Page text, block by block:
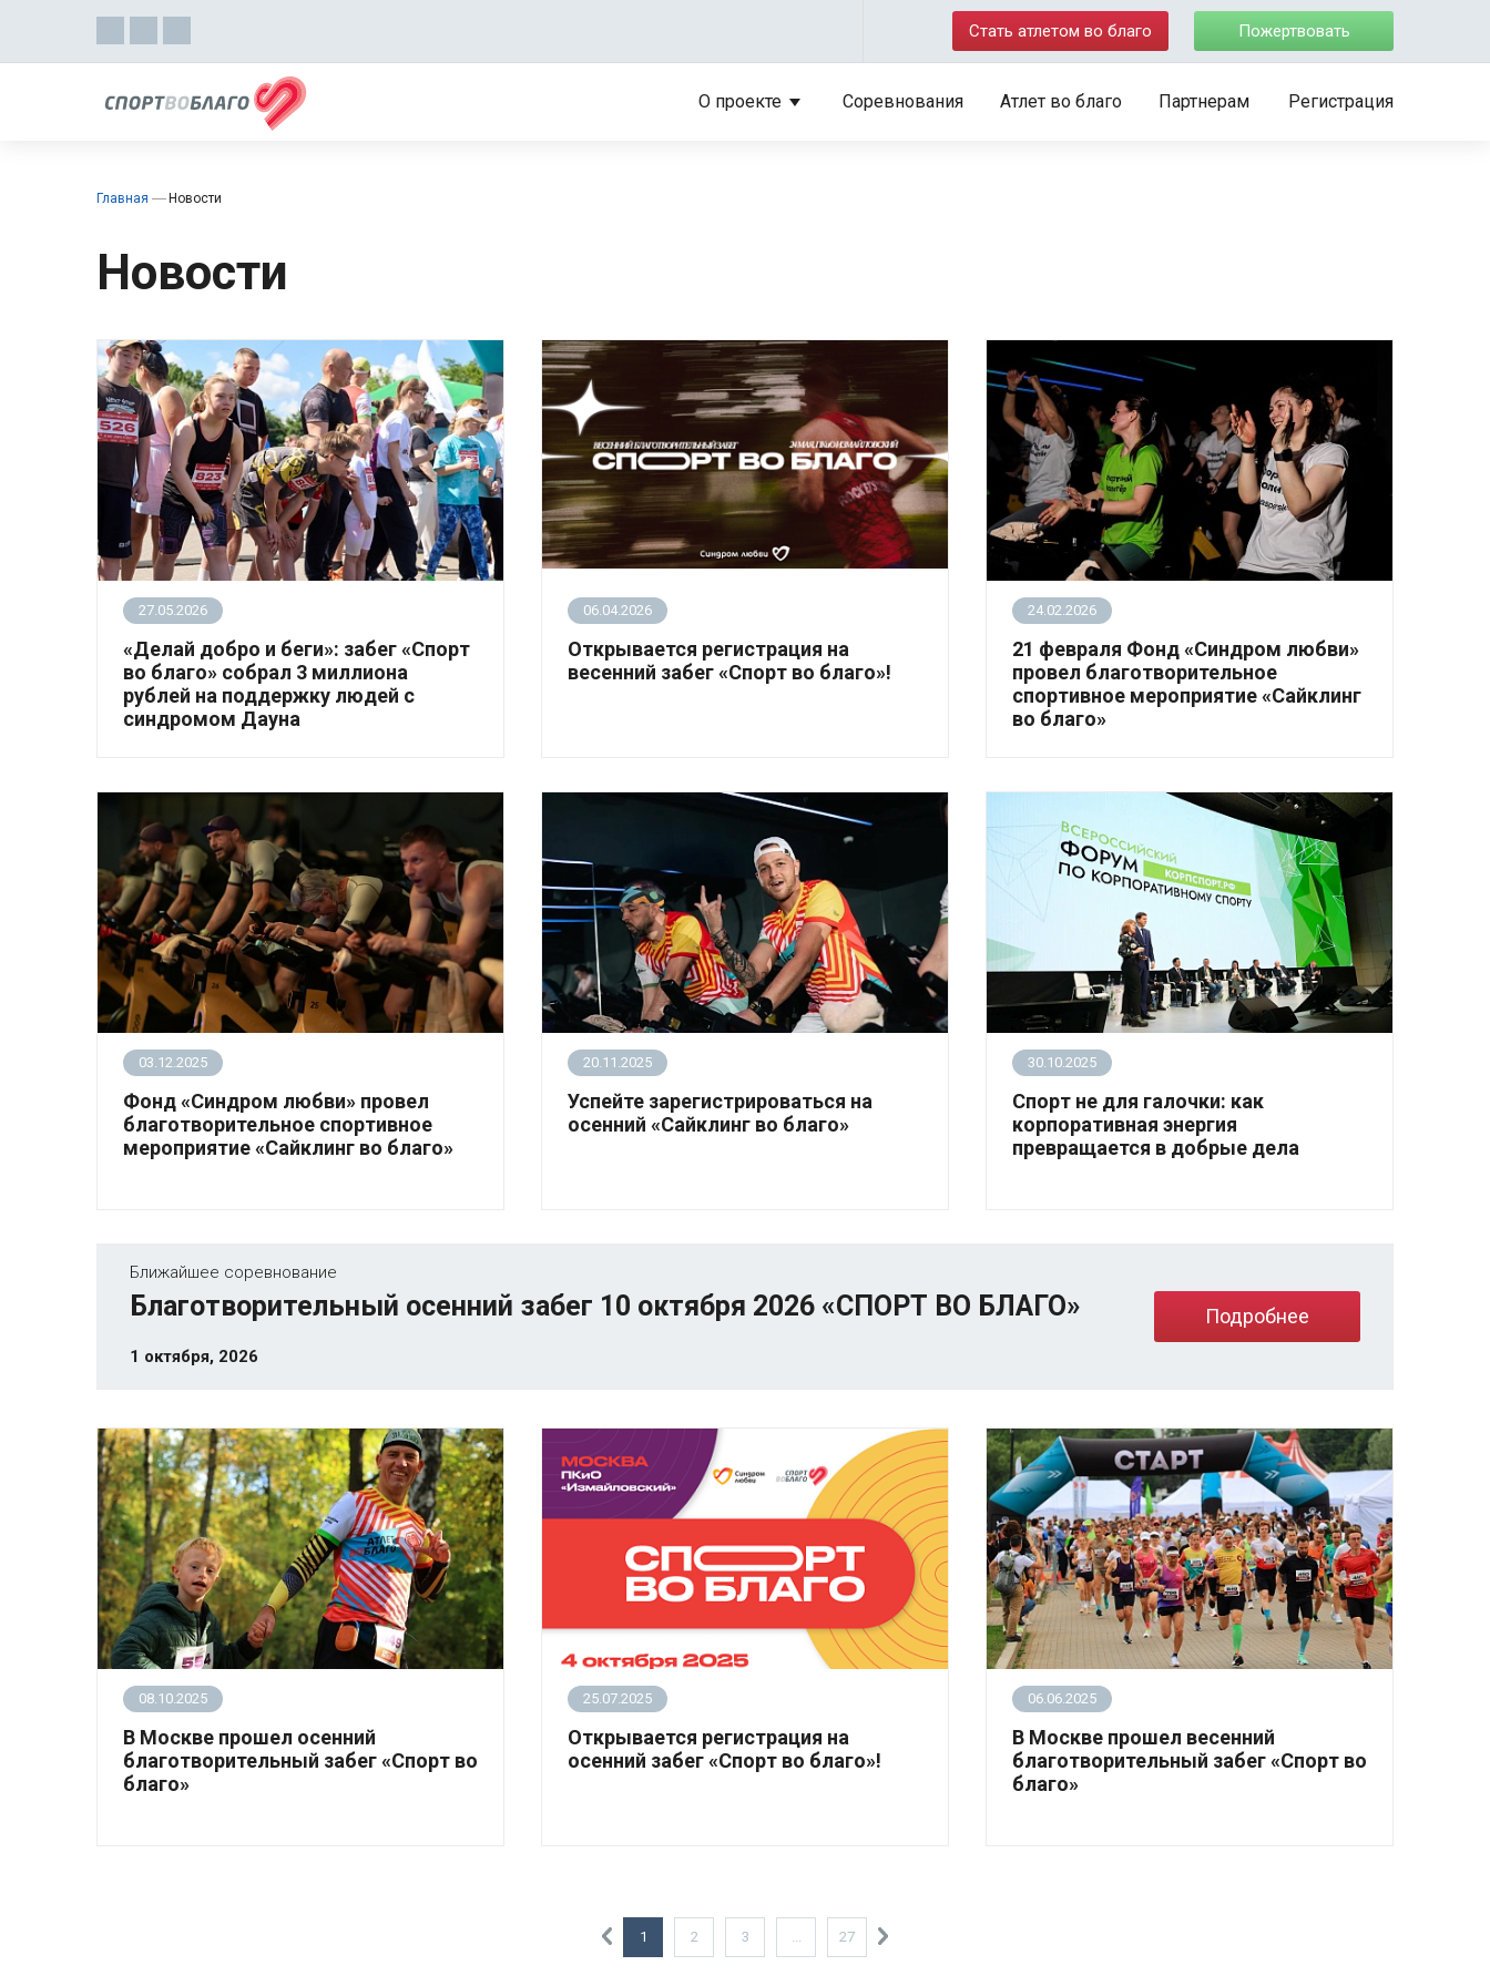
Стать атлетом во благо Пожертвовать
О проекте Соревнования Атлет во благо Партнерам Регистрация
Главная Новости
Новости
27.05.2026
«Делай добро и беги»: забег «Спорт
во благо» собрал 3 миллиона
рублей на поддержку людей с
синдромом Дауна
благотворительный забег «Спорт во благо».
06.04.2026
Открывается регистрация на
весенний забег «Спорт во благо»!
регистрация на весенний забег «Спорт во
24.02.2026
21 февраля Фонд «Синдром любви»
провел благотворительное
спортивное мероприятие «Сайклинг
во благо»
состоялся благотворительный веломарафон
03.12.2025
Фонд «Синдром любви» провел
благотворительное спортивное
мероприятие «Сайклинг во благо»
«Сайклинг во благо» фонда «Синдром любви».
20.11.2025
Успейте зарегистрироваться на
осенний «Сайклинг во благо»
30.10.2025
Спорт не для галочки: как
корпоративная энергия
превращается в добрые дела
панельной дискуссии «Корпоративный спорт
как энергия добрых дел» в рамках
Всероссийского форума «КорпСпорт – 2025».
Ближайшее соревнование
Благотворительный осенний забег 10 октября 2026 «СПОРТ ВО БЛАГО»
1 октября, 2026
Подробнее
08.10.2025
В Москве прошел осенний
благотворительный забег «Спорт во
благо»
25.07.2025
Открывается регистрация на
осенний забег «Спорт во благо»!
синдромом Дауна.
06.06.2025
В Москве прошел весенний
благотворительный забег «Спорт во
благо»
1 2 3 27